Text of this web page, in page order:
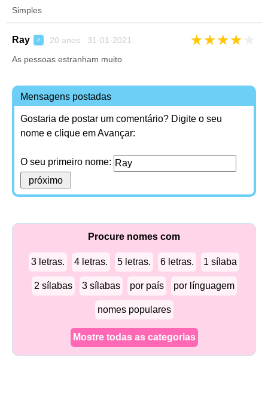
Simples
Ray ♂ 20 anos 31-01-2021 ★★★★
As pessoas estranham muito
Mensagens postadas
Gostaria de postar um comentário? Digite o seu
nome e clique em Avançar:
O seu primeiro nome:
Procure nomes com
3 letras. 4 letras. 5 letras. 6 letras. 1 sílaba
2 sílabas 3 sílabas por país por línguagem
nomes populares
Mostre todas as categorias